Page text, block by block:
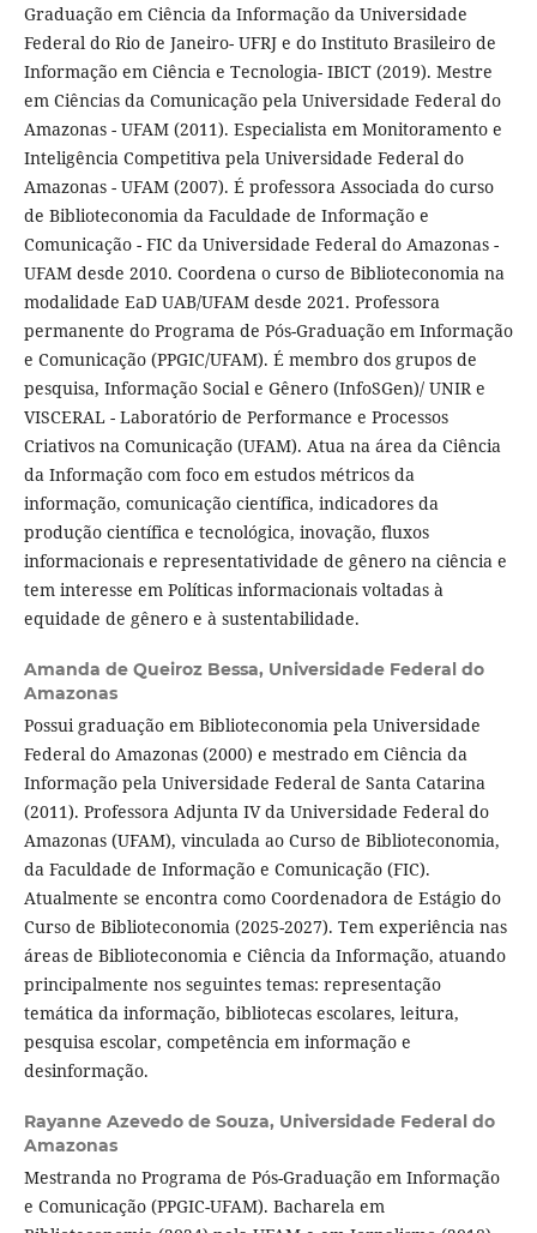
Graduação em Ciência da Informação da Universidade
Federal do Rio de Janeiro- UFRJ e do Instituto Brasileiro de
Informação em Ciência e Tecnologia- IBICT (2019). Mestre
em Ciências da Comunicação pela Universidade Federal do
Amazonas - UFAM (2011). Especialista em Monitoramento e
Inteligência Competitiva pela Universidade Federal do
Amazonas - UFAM (2007). É professora Associada do curso
de Biblioteconomia da Faculdade de Informação e
Comunicação - FIC da Universidade Federal do Amazonas -
UFAM desde 2010. Coordena o curso de Biblioteconomia na
modalidade EaD UAB/UFAM desde 2021. Professora
permanente do Programa de Pós-Graduação em Informação
e Comunicação (PPGIC/UFAM). É membro dos grupos de
pesquisa, Informação Social e Gênero (InfoSGen)/ UNIR e
VISCERAL - Laboratório de Performance e Processos
Criativos na Comunicação (UFAM). Atua na área da Ciência
da Informação com foco em estudos métricos da
informação, comunicação científica, indicadores da
produção científica e tecnológica, inovação, fluxos
informacionais e representatividade de gênero na ciência e
tem interesse em Políticas informacionais voltadas à
equidade de gênero e à sustentabilidade.
Amanda de Queiroz Bessa, Universidade Federal do
Amazonas
Possui graduação em Biblioteconomia pela Universidade
Federal do Amazonas (2000) e mestrado em Ciência da
Informação pela Universidade Federal de Santa Catarina
(2011). Professora Adjunta IV da Universidade Federal do
Amazonas (UFAM), vinculada ao Curso de Biblioteconomia,
da Faculdade de Informação e Comunicação (FIC).
Atualmente se encontra como Coordenadora de Estágio do
Curso de Biblioteconomia (2025-2027). Tem experiência nas
áreas de Biblioteconomia e Ciência da Informação, atuando
principalmente nos seguintes temas: representação
temática da informação, bibliotecas escolares, leitura,
pesquisa escolar, competência em informação e
desinformação.
Rayanne Azevedo de Souza, Universidade Federal do
Amazonas
Mestranda no Programa de Pós-Graduação em Informação
e Comunicação (PPGIC-UFAM). Bacharela em